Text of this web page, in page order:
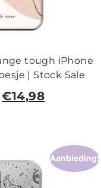
tough iPhone
| Stock Sale
€14,98
Aanbieding!